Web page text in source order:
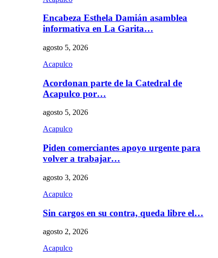
Encabeza Esthela Damián asamblea
informativa en La Garita…
agosto 5, 2026
Acapulco
Acordonan parte de la Catedral de
Acapulco por…
agosto 5, 2026
Acapulco
Piden comerciantes apoyo urgente para
volver a trabajar…
agosto 3, 2026
Acapulco
Sin cargos en su contra, queda libre el…
agosto 2, 2026
Acapulco